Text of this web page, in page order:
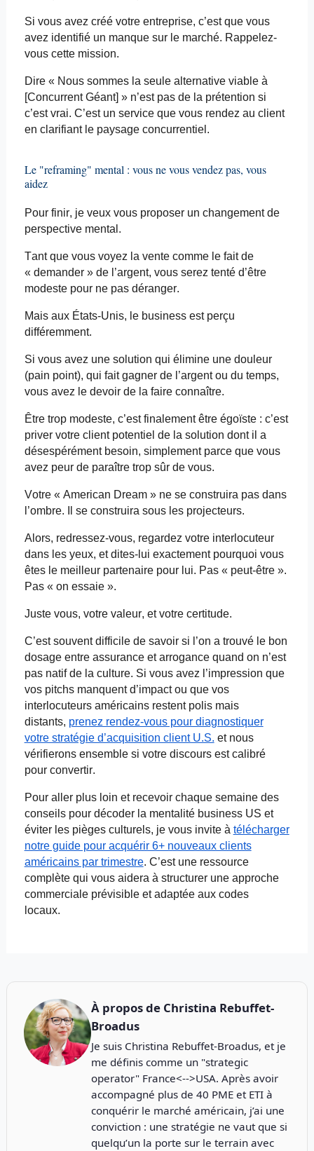
Si vous avez créé votre entreprise, c’est que vous
avez identifié un manque sur le marché. Rappelez-
vous cette mission.
Dire « Nous sommes la seule alternative viable à
[Concurrent Géant] » n’est pas de la prétention si
c’est vrai. C’est un service que vous rendez au client
en clarifiant le paysage concurrentiel.
Le "reframing" mental : vous ne vous vendez pas, vous
aidez
Pour finir, je veux vous proposer un changement de
perspective mental.
Tant que vous voyez la vente comme le fait de
« demander » de l’argent, vous serez tenté d’être
modeste pour ne pas déranger.
Mais aux États-Unis, le business est perçu
différemment.
Si vous avez une solution qui élimine une douleur
(pain point), qui fait gagner de l’argent ou du temps,
vous avez le devoir de la faire connaître.
Être trop modeste, c’est finalement être égoïste : c’est
priver votre client potentiel de la solution dont il a
désespérément besoin, simplement parce que vous
avez peur de paraître trop sûr de vous.
Votre « American Dream» ne se construira pas dans
l’ombre. Il se construira sous les projecteurs.
Alors, redressez-vous, regardez votre interlocuteur
dans les yeux, et dites-lui exactement pourquoi vous
êtes le meilleur partenaire pour lui. Pas « peut-être ».
Pas « on essaie ».
Juste vous, votre valeur, et votre certitude.
C’est souvent difficile de savoir si l’on a trouvé le bon
dosage entre assurance et arrogance quand on n’est
pas natif de la culture. Si vous avez l’impression que
vos pitchsmanquent d’impact ou que vos
interlocuteurs américains restent polis mais
distants, prenez rendez-vous pour diagnostiquer
votre stratégie d’acquisition client U.S. et nous
vérifierons ensemble si votre discours est calibré
pour convertir.
Pour aller plus loin et recevoir chaque semaine des
conseils pour décoder la mentalité business US et
éviter les pièges culturels, je vous invite à télécharger
notre guide pour acquérir 6+ nouveaux clients
américains par trimestre. C’est une ressource
complète qui vous aidera à structurer une approche
commerciale prévisible et adaptée aux codes
locaux.
À propos de Christina Rebuffet-
Broadus
Je suis Christina Rebuffet-Broadus, et je
me définis comme un "strategic
operator" France<-->USA. Après avoir
accompagné plus de 40 PME et ETI à
conquérir le marché américain, j’ai une
conviction : une stratégie ne vaut que si
quelqu’un la porte sur le terrain avec